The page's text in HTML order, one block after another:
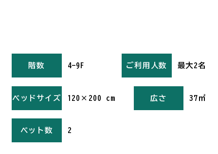
階数 4-9F ご利用人数 最大2名
ベッドサイズ 120×200 cm 広さ 37㎡
ベット数 2